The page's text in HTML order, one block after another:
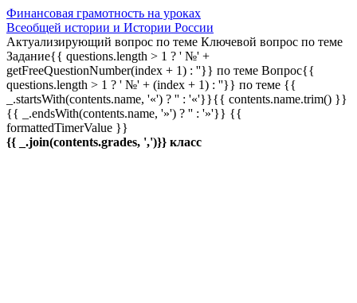
Финансовая грамотность на уроках
Всеобщей истории и Истории России
Актуализирующий вопрос по теме Ключевой вопрос по теме
Задание{{ questions.length > 1 ? ' №' +
getFreeQuestionNumber(index + 1) : ''}} по теме Вопрос{{
questions.length > 1 ? ' №' + (index + 1) : ''}} по теме {{
_.startsWith(contents.name, '«') ? '' : '«'}}{{ contents.name.trim() }}
{{ _.endsWith(contents.name, '»') ? '' : '»'}} {{
formattedTimerValue }}
{{ _.join(contents.grades, ',')}} класс